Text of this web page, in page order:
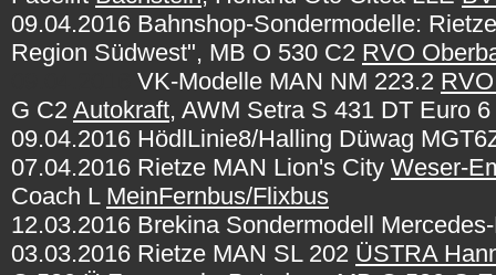
09.04.2016 Bahnshop-Sondermodelle:
Region Südwest", MB O 530 C2 RVO
VK-Modelle MAN NM 223.2
G C2 Autokraft, AWM Setra S 431 DT Euro 6
09.04.2016 HödlLinie8/Halling Düwag
07.04.2016 Rietze MAN Lion's City Weser-
Coach L MeinFernbus/Flixbus
12.03.2016 Brekina Sondermodell
03.03.2016 Rietze MAN SL 202 ÜSTRA